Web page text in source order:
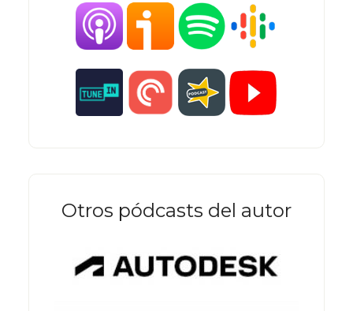
Otros pódcasts del autor